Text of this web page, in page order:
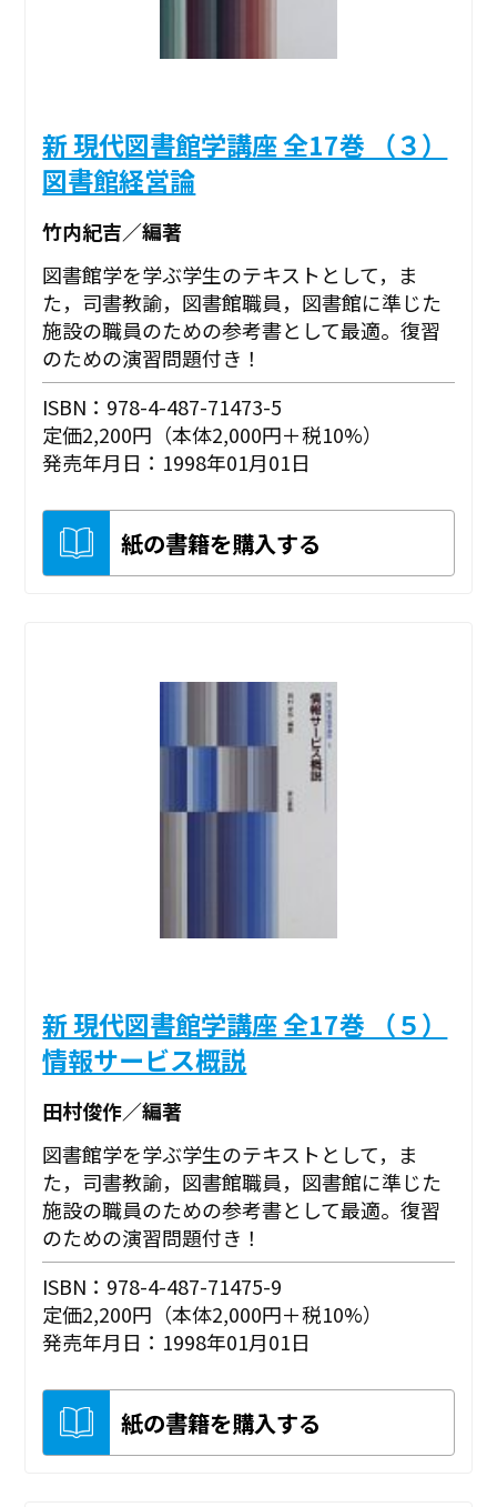
新 現代図書館学講座 全17巻 （３）
図書館経営論
竹内紀吉／編著
図書館学を学ぶ学生のテキストとして，ま
た，司書教諭，図書館職員，図書館に準じた
施設の職員のための参考書として最適。復習
のための演習問題付き！
ISBN：978-4-487-71473-5
定価2,200円（本体2,000円＋税10%）
発売年月日：1998年01月01日
紙の書籍を購入する
新 現代図書館学講座 全17巻 （５）
情報サービス概説
田村俊作／編著
図書館学を学ぶ学生のテキストとして，ま
た，司書教諭，図書館職員，図書館に準じた
施設の職員のための参考書として最適。復習
のための演習問題付き！
ISBN：978-4-487-71475-9
定価2,200円（本体2,000円＋税10%）
発売年月日：1998年01月01日
紙の書籍を購入する